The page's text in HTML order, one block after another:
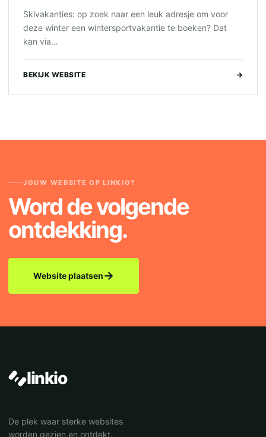
Skivakanties: op zoek naar een leuk adresje om voor
deze winter een wintersportvakantie te boeken? Dat
kan via...
BEKIJK WEBSITE →
JOUW WEBSITE OP LINKIO?
Word de volgende
ontdekking.
Website plaatsen→
linkio
De plek waar sterke websites
worden gezien en ontdekt.